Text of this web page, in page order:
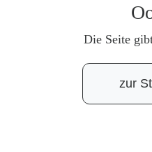
Die Seite
zur